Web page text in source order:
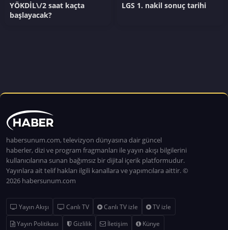
YÖKDİL\/2 saat kaçta
başlayacak?
LGS 1. nakil sonuç tarihi
habersunum.com, televizyon dünyasına dair güncel
haberler, dizi ve program fragmanları ile yayın akışı bilgilerini
kullanıcılarına sunan bağımsız bir dijital içerik platformudur.
Yayınlara ait telif hakları ilgili kanallara ve yapımcılara aittir. ©
2026 habersunum.com
Yayın Akışı Canlı TV Canlı TV izle
TV izle
Yayın Politikası
Gizlilik İletişim Künye